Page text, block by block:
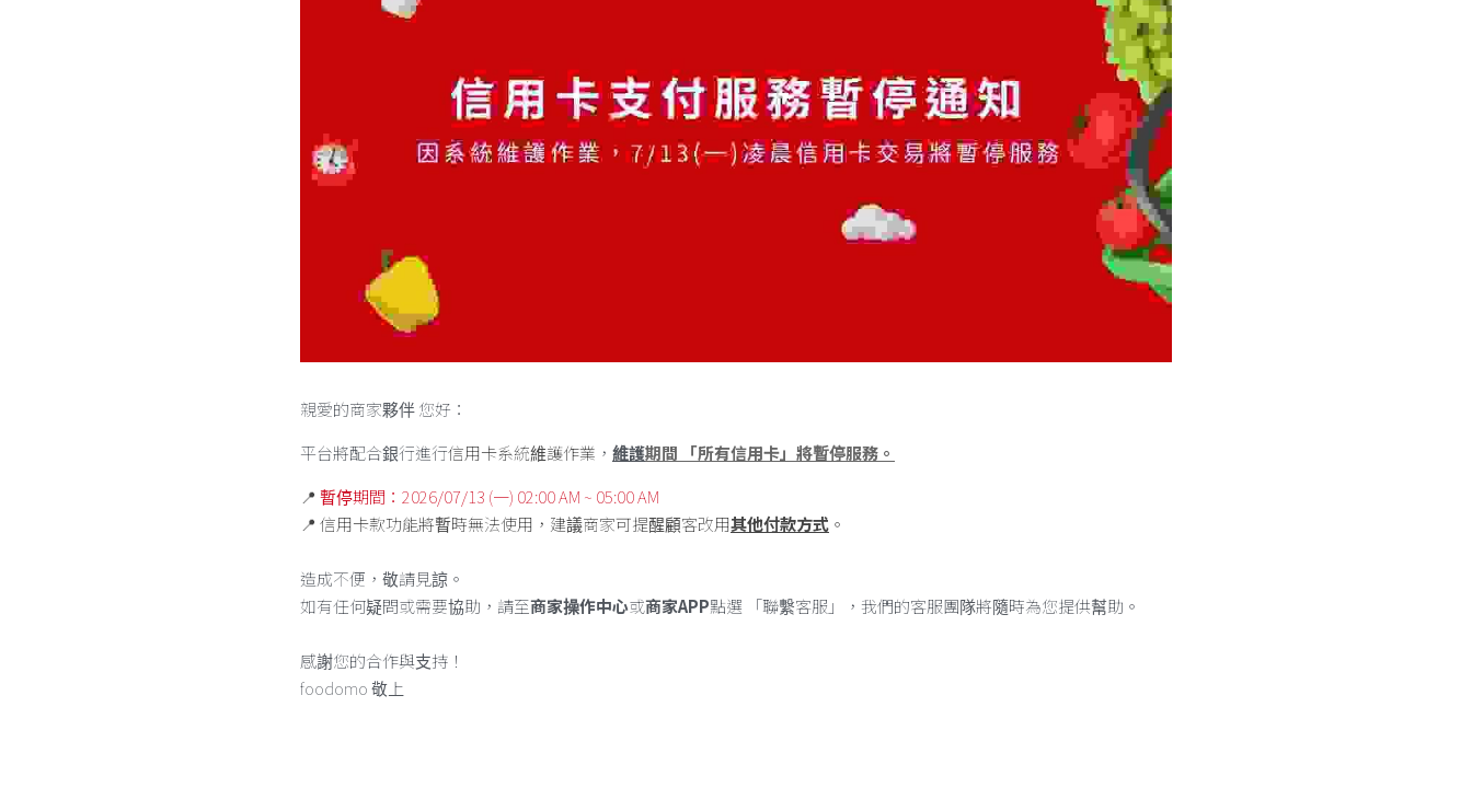
親愛的商家夥伴 您好：
平台將配合銀行進行信用卡系統維護作業 ， 維護期間 「所有信用卡」將暫停服務。
📍 暫停期間：2026/07/13 (一) 02:00 AM ~ 05:00 AM
📍 信用卡款功能將暫時無法使用，建議商家可提醒顧客改用其他付款方式 。
造成不便，敬請見諒。
如有任何疑問或需要協助，請至商家操作中心或商家APP點選 「聯繫客服」，我們的客服團隊將隨時為您提供幫助。
感謝您的合作與支持！
foodomo 敬上